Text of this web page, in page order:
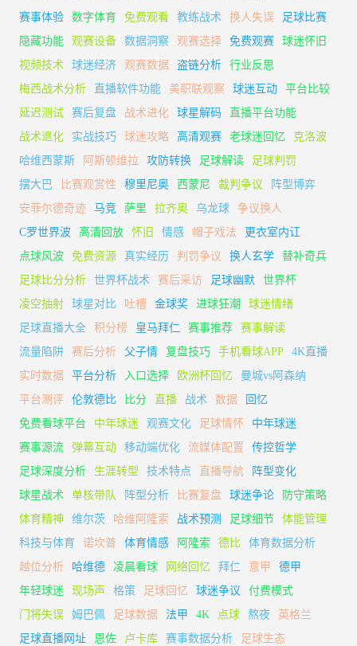
赛事体验
数字体育 免费观看 教练战术 换人失误
足球比赛
隐藏功能
观赛设备 数据洞察 观赛选择 免费观赛
球迷怀旧
视频技术
球迷经济 观赛数据 盗链分析
行业反思
梅西战术分析
直播软件功能 美职联观察 球迷互动
平台比较
延迟测试
赛后复盘 战术进化 球星解码
直播平台功能
战术退化
实战技巧 球迷攻略 高清观赛 老球迷回忆
克洛波
哈维西蒙斯
阿斯顿维拉 攻防转换 足球解读
足球判罚
摆大巴
比赛观赏性 穆里尼奥 西蒙尼 裁判争议
阵型博弈
安菲尔德奇迹
马竞 萨里 拉齐奥 乌龙球
争议换人
C罗世界波
高清回放 怀旧 情感 帽子戏法
更衣室内讧
点球风波
免费资源 真实经历 判罚争议 换人玄学
替补奇兵
足球比分分析
世界杯战术 赛后采访 足球幽默
世界杯
凌空抽射
球星对比 吐槽 金球奖 进球狂潮
球迷情绪
足球直播大全
积分榜 皇马拜仁 赛事推荐
赛事解读
流量陷阱
赛后分析 父子情 复盘技巧 手机看球APP
4K直播
实时数据
平台分析 入口选择 欧洲杯回忆
曼城vs阿森纳
平台测评
伦敦德比 比分 直播 战术 数据
回忆
免费看球平台
中年球迷 观赛文化 足球情怀
中年球迷
赛事源流
弹幕互动 移动端优化 流媒体配置
传控哲学
足球深度分析
生涯转型 技术特点 直播导航
阵型变化
球星战术
单核带队 阵型分析 比赛复盘 球迷争论
防守策略
体育精神
维尔茨 哈维阿隆索 战术预测 足球细节
体能管理
科技与体育
诺坎普 体育情感 阿隆索 德比
体育数据分析
越位分析
哈维德 凌晨看球 网络回忆 拜仁 意甲
德甲
年轻球迷
现场声 格策 足球回忆 球迷争议
付费模式
门将失误
姆巴佩 足球数据 法甲 4K 点球 熬夜
英格兰
足球直播网址
恩佐 卢卡库 赛事数据分析 足球生态